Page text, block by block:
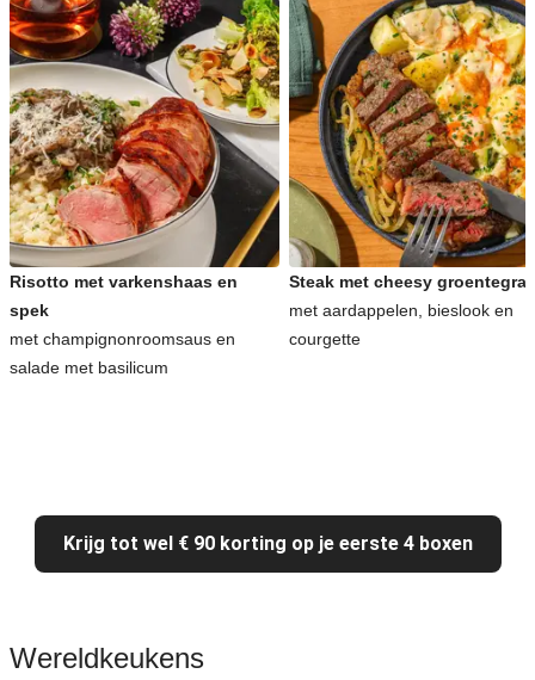
Risotto met varkenshaas en
spek
met champignonroomsaus en
salade met basilicum
Steak met cheesy
met aardappelen, bieslook en
courgette
Krijg tot wel € 90 korting op je eerste 4 boxen
Wereldkeukens